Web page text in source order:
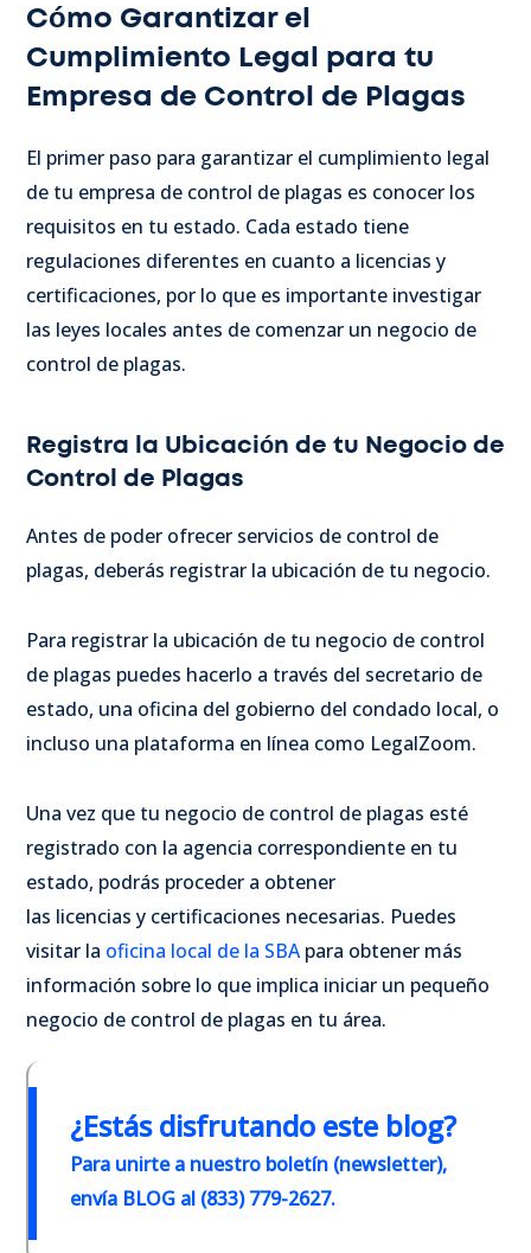
Cómo Garantizar el
Cumplimiento Legal para tu
Empresa de Control de Plagas
El primer paso para garantizar el cumplimiento legal
de tu empresa de control de plagas es conocer los
requisitos en tu estado. Cada estado tiene
regulaciones diferentes en cuanto a licencias y
certificaciones, por lo que es importante investigar
las leyes locales antes de comenzar un negocio de
control de plagas.
Registra la Ubicación de tu Negocio de
Control de Plagas
Antes de poder ofrecer servicios de control de
plagas, deberás registrar la ubicación de tu negocio.
Para registrar la ubicación de tu negocio de control
de plagas puedes hacerlo a través del secretario de
estado, una oficina del gobierno del condado local, o
incluso una plataforma en línea como LegalZoom.
Una vez que tu negocio de control de plagas esté
registrado con la agencia correspondiente en tu
estado, podrás proceder a obtener
las licencias y certificaciones necesarias. Puedes
visitar la oficina local de la SBApara obtener más
información sobre lo que implica iniciar un pequeño
negocio de control de plagas en tu área.
¿Estás disfrutando este blog?
Para unirte a nuestro boletín (newsletter),
envía BLOG al (833) 779-2627.